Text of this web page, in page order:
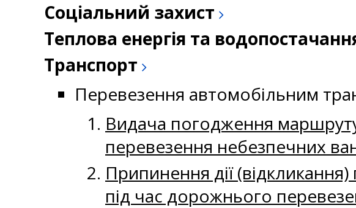
Соціальний захист
Теплова енергія та
Транспорт
Перевезення автомобільним
Видача погодження
перевезення небезпечних
Припинення дії
під час дорожнього